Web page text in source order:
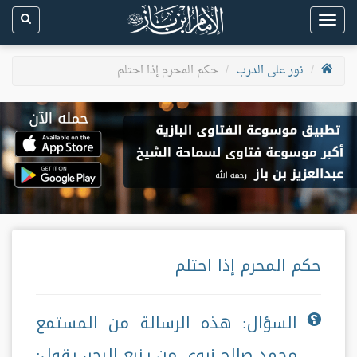
Toggle
navigation
نور على الدرب
حكم المحرم إذا احتلم
حكم المحرم إذا احتلم
السؤال: هذه الرسالة من المستمع